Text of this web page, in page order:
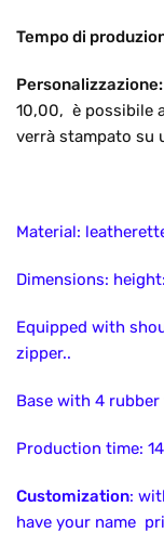
Tempo di
Personalizzazione:
10,00, è possibile
verrà stampato su
Material:
Dimensions:
Equipped with
zipper..
Base with 4 rubber
Production time:
Customization:
have your name